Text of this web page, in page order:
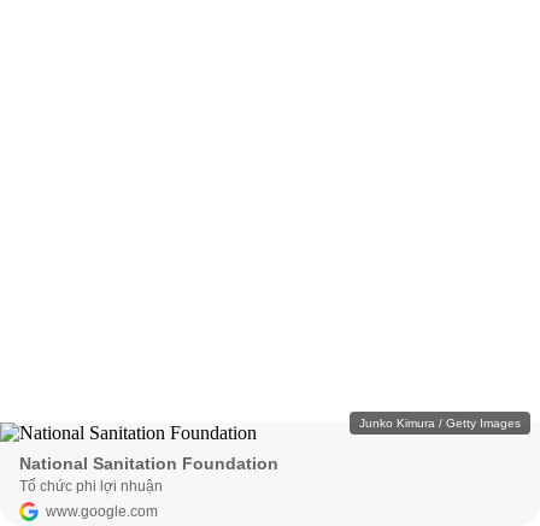
Junko Kimura / Getty Images
National Sanitation Foundation
Tổ chức phi lợi nhuận
www.google.com